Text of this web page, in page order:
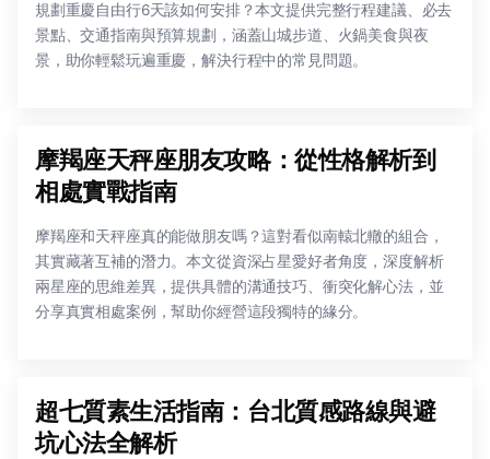
規劃重慶自由行6天該如何安排？本文提供完整行程建議、必去
景點、交通指南與預算規劃，涵蓋山城步道、火鍋美食與夜
景，助你輕鬆玩遍重慶，解決行程中的常見問題。
摩羯座天秤座朋友攻略：從性格解析到
相處實戰指南
摩羯座和天秤座真的能做朋友嗎？這對看似南轅北轍的組合，
其實藏著互補的潛力。本文從資深占星愛好者角度，深度解析
兩星座的思維差異，提供具體的溝通技巧、衝突化解心法，並
分享真實相處案例，幫助你經營這段獨特的緣分。
超七質素生活指南：台北質感路線與避
坑心法全解析